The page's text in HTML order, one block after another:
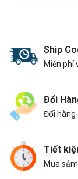
Ship
Miễn phí
Đổi
Đổi hàng
Tiết
Mua